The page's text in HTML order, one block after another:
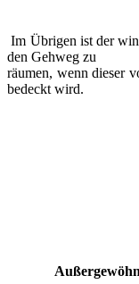
Im Übrigen ist der
den Gehweg zu
räumen, wenn dieser
bedeckt wird.